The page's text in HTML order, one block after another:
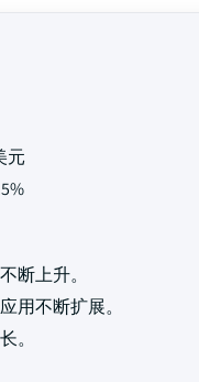
元
断上升。
用不断扩展。
。